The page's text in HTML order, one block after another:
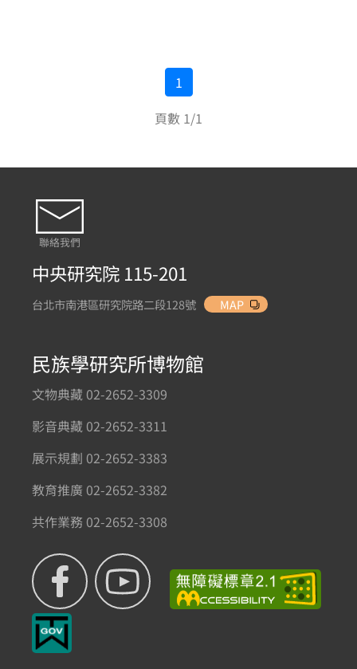
1
頁數 1/1
聯絡我們
中央研究院 115-201
台北市南港區研究院路二段128號 MAP
民族學研究所博物館
文物典藏 02-2652-3309
影音典藏 02-2652-3311
展示規劃 02-2652-3383
教育推廣 02-2652-3382
共作業務 02-2652-3308